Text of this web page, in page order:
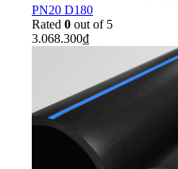
PN20 D180
Rated 0 out of 5
3.068.300₫